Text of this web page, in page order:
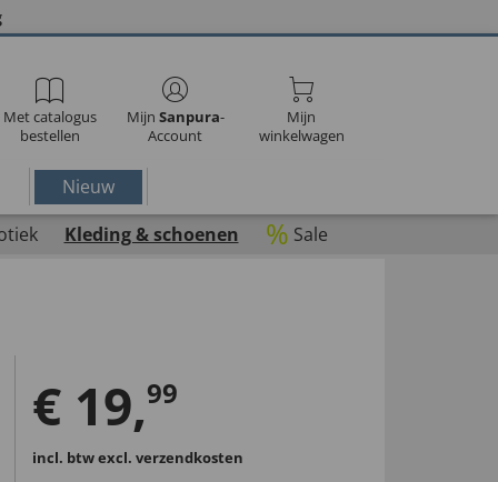
Met catalogus
bestellen
Mijn Sanpura-
Account
Mijn
winkelwagen
Nieuw
Kleding & schoenen % Sale
€ 19,99
incl. btwexcl. verzendkosten